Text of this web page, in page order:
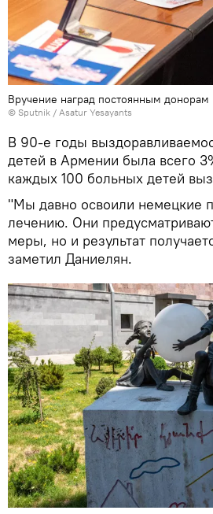
Вручение наград постоянным донорам
© Sputnik / Asatur Yesayants
В 90-е годы
детей в Армении была всего
каждых 100 больных детей
"Мы давно освоили немецкие
лечению. Они
меры, но и результат
заметил Даниелян.